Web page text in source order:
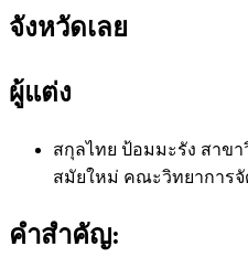
จังหวัดเลย
ผู้แต่ง
สกุลไทย ป้อมมะรัง สาขา
สมัยใหม่ คณะวิทยาการจั
คำสำคัญ: